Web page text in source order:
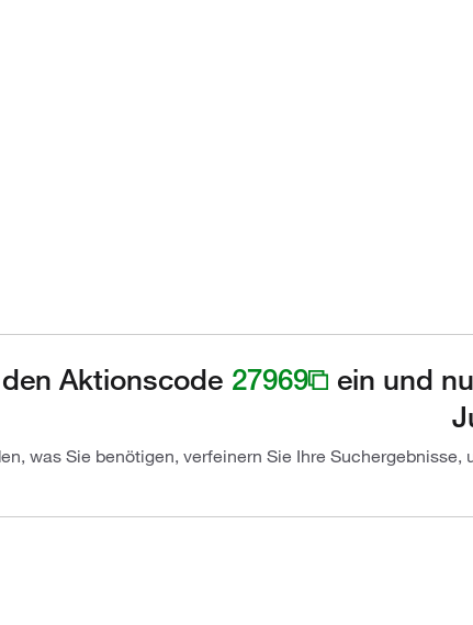
Aktionscode 27969
ein und
was Sie benötigen, verfeinern Sie Ihre